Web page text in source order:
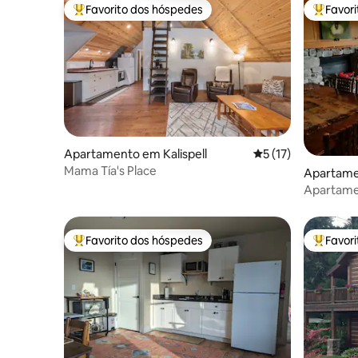
Favoritos dos hóspedes mais apreciados
Favorito dos hóspedes
Apartamento em Kalispell Classificação
5 (17)
Mama Tía's Place
Favoritos dos hóspedes mais apreciados
Favorito dos hóspedes